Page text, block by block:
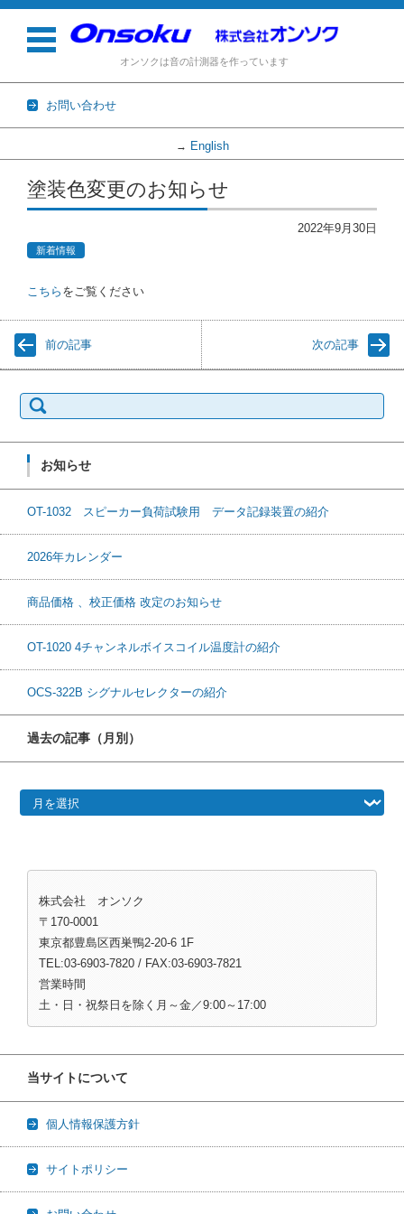
オンソクは音の計測器を作っています
お問い合わせ
→ English
コンテンツに移動
塗装色変更のお知らせ
2022年9月30日
新着情報
こちら をご覧ください
前の記事 次の記事
索:
お知らせ
OT-1032 スピーカー負荷試験用 データ記録装置の紹介
2026年カレンダー
商品価格 、校正価格 改定のお知らせ
OT-1020 4チャンネルボイスコイル温度計の紹介
OCS-322B シグナルセレクターの紹介
過去の記事（月別）
株式会社 オンソク
〒170-0001
東京都豊島区西巣鴨2-20-6 1F
TEL:03-6903-7820 / FAX:03-6903-7821
営業時間
土・日・祝祭日を除く月～金／9:00～17:00
当サイトについて
個人情報保護方針
サイトポリシー